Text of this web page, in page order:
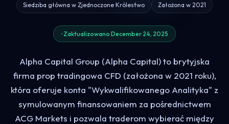
Siedziba główna w Zjednoczone Królestwo Założona w 2021
Zaktualizowano December 24, 2025
Alpha Capital Group (Alpha Capital) to brytyjska
firma prop tradingowa CFD (założona w 2021 roku),
która oferuje konta "Wykwalifikowanego Analityka" z
symulowanym finansowaniem za pośrednictwem
ACG Markets i pozwala traderom wybierać między